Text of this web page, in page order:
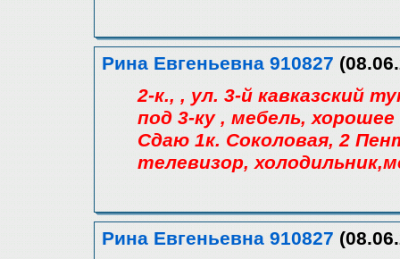
Рина Евгеньевна 910827
2-к., , ул. 3-й кавказский
под 3-ку , мебель,
Сдаю 1к. Соколовая, 2
телевизор,
Рина Евгеньевна 910827